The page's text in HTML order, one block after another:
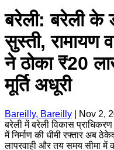
बरेली: बरेली के
सुस्ती, रामायण
ने ठोका ₹20
मूर्ति अधूरी
Bareilly, Bareilly
Nov 2,
बरेली में बरेली विकास
में निर्माण की धीमी रफ्तार अब
लापरवाही और तय समय सीमा में